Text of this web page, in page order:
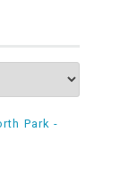
Park -